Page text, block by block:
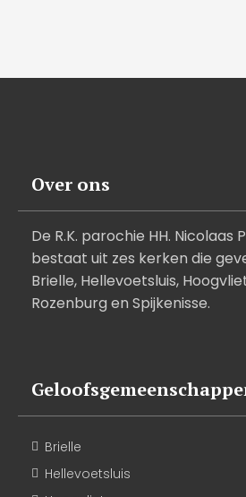
Over ons
De R.K. parochie HH. Nicolaas
bestaat uit zes kerken die
Brielle, Hellevoetsluis,
Rozenburg en Spijkenisse.
Brielle
Hellevoetsluis